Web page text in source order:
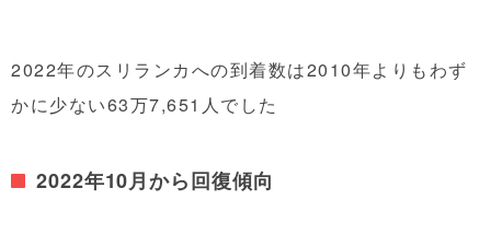
2022年のスリランカへの到着数は2010年よりもわず
かに少ない63万7,651人でした
2022年10月から回復傾向